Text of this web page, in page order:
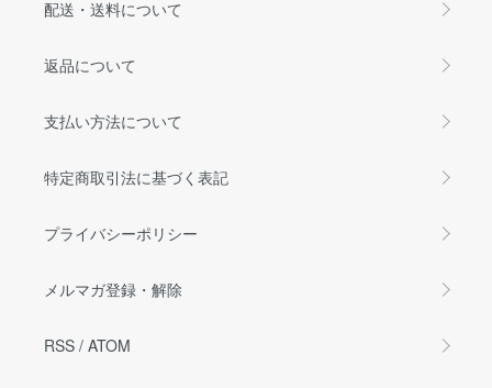
配送・送料について
返品について
支払い方法について
特定商取引法に基づく表記
プライバシーポリシー
メルマガ登録・解除
RSS / ATOM